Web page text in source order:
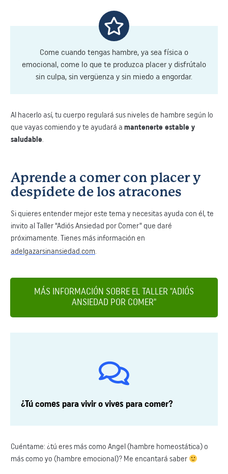
Come cuando tengas hambre, ya sea física o
emocional, come lo que te produzca placer y disfrútalo
sin culpa, sin vergüenza y sin miedo a engordar.
Al hacerlo así, tu cuerpo regulará sus niveles de hambre según lo
que vayas comiendo y te ayudará a mantenerte estable y
saludable.
Aprende a comer con placer y
despídete de los atracones
Si quieres entender mejor este tema y necesitas ayuda con él, te
invito al Taller “Adiós Ansiedad por Comer” que daré
próximamente. Tienes más información en
adelgazarsinansiedad.com.
MÁS INFORMACIÓN SOBRE EL TALLER "ADIÓS
ANSIEDAD POR COMER"
¿Tú comes para vivir o vives para comer?
Cuéntame: ¿tú eres más como Angel (hambre homeostática) o
más como yo (hambre emocional)? Me encantará saber